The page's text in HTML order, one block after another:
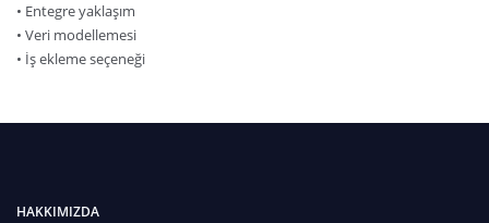
• Entegre yaklaşım
• Veri modellemesi
• İş ekleme seçeneği
HAKKIMIZDA